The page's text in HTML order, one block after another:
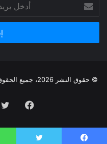
بريدك
الإلكتروني
© حقوق النشر 2026، جميع الحقوق محفوظة |
فيسبوك